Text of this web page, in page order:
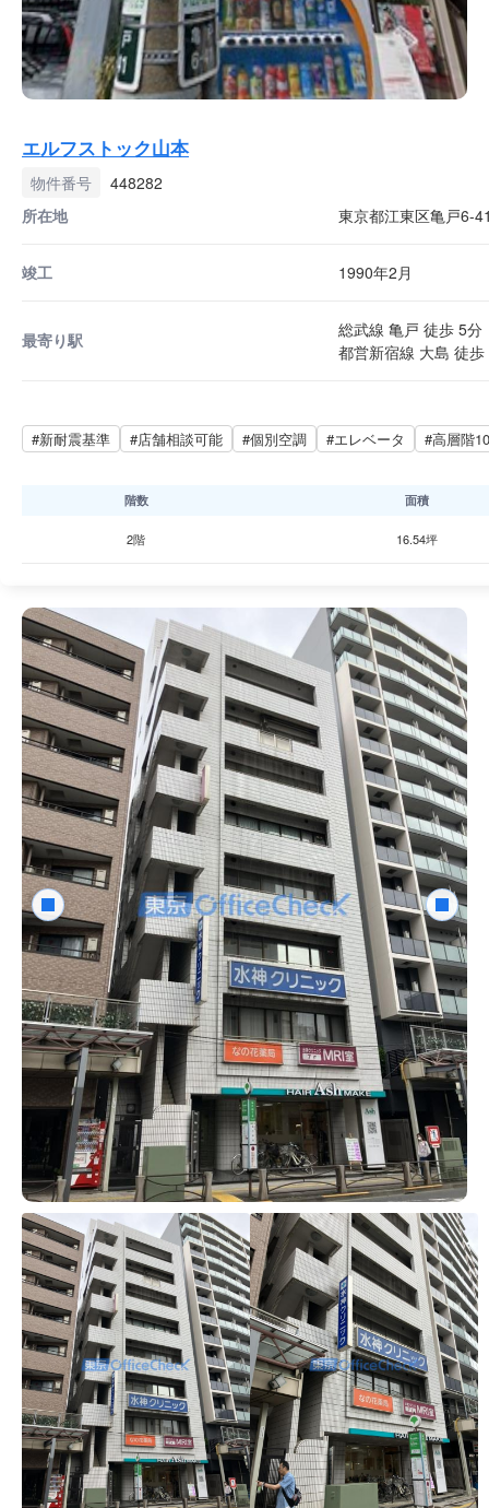
エルフストック山本
物件番号
448282
所在地
東京都江東区亀戸6-
竣工 1990年2月
最寄り駅
総武線 亀戸 徒歩 5分
都営新宿線 大島 徒
#新耐震基準 #店舗相談可能 #個別空調 #エレベータ #高層階
階数 面積
2階 16.54坪